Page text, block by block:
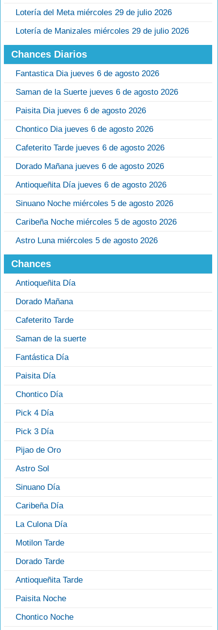
Lotería del Meta miércoles 29 de julio 2026
Lotería de Manizales miércoles 29 de julio 2026
Chances Diarios
Fantastica Dia jueves 6 de agosto 2026
Saman de la Suerte jueves 6 de agosto 2026
Paisita Dia jueves 6 de agosto 2026
Chontico Dia jueves 6 de agosto 2026
Cafeterito Tarde jueves 6 de agosto 2026
Dorado Mañana jueves 6 de agosto 2026
Antioqueñita Día jueves 6 de agosto 2026
Sinuano Noche miércoles 5 de agosto 2026
Caribeña Noche miércoles 5 de agosto 2026
Astro Luna miércoles 5 de agosto 2026
Chances
Antioqueñita Día
Dorado Mañana
Cafeterito Tarde
Saman de la suerte
Fantástica Día
Paisita Día
Chontico Día
Pick 4 Día
Pick 3 Día
Pijao de Oro
Astro Sol
Sinuano Día
Caribeña Día
La Culona Día
Motilon Tarde
Dorado Tarde
Antioqueñita Tarde
Paisita Noche
Chontico Noche